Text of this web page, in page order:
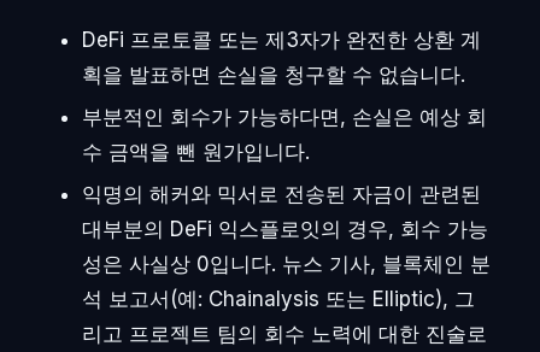
DeFi 프로토콜 또는 제3자가 완전한 상환 계
획을 발표하면 손실을 청구할 수 없습니다.
부분적인 회수가 가능하다면, 손실은 예상 회
수 금액을 뺀 원가입니다.
익명의 해커와 믹서로 전송된 자금이 관련된
대부분의 DeFi 익스플로잇의 경우, 회수 가능
성은 사실상 0입니다. 뉴스 기사, 블록체인 분
석 보고서(예: Chainalysis 또는 Elliptic), 그
리고 프로젝트 팀의 회수 노력에 대한 진술로